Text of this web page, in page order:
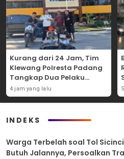
Kurang dari 24 Jam, Tim
Klewang Polresta Padang
Tangkap Dua Pelaku
Curanmor
4 jam yang lalu
INDEKS
Warga Terbelah soal Tol
Butuh Jalannya, Persoalkan